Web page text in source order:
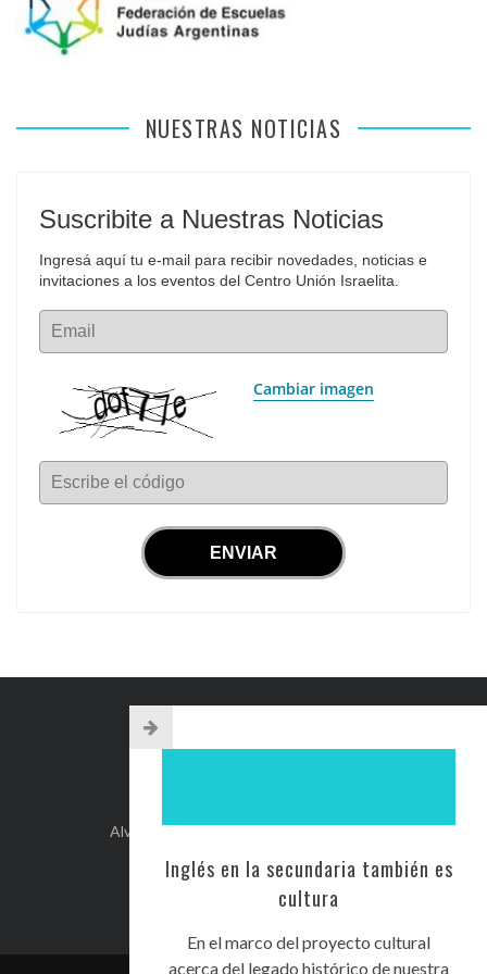
NUESTRAS NOTICIAS
Suscribite a Nuestras Noticias
Ingresá aquí tu e-mail para recibir novedades, noticias e
invitaciones a los eventos del Centro Unión Israelita.
Email
Cambiar imagen
Escribe el código
Inglés en la secundaria también es
cultura
En el marco del proyecto cultural
acerca del legado histórico de nuestra
Alvear 254, Córdoba Capital, Argentina.
kehilacordoba@kehilacordoba.org